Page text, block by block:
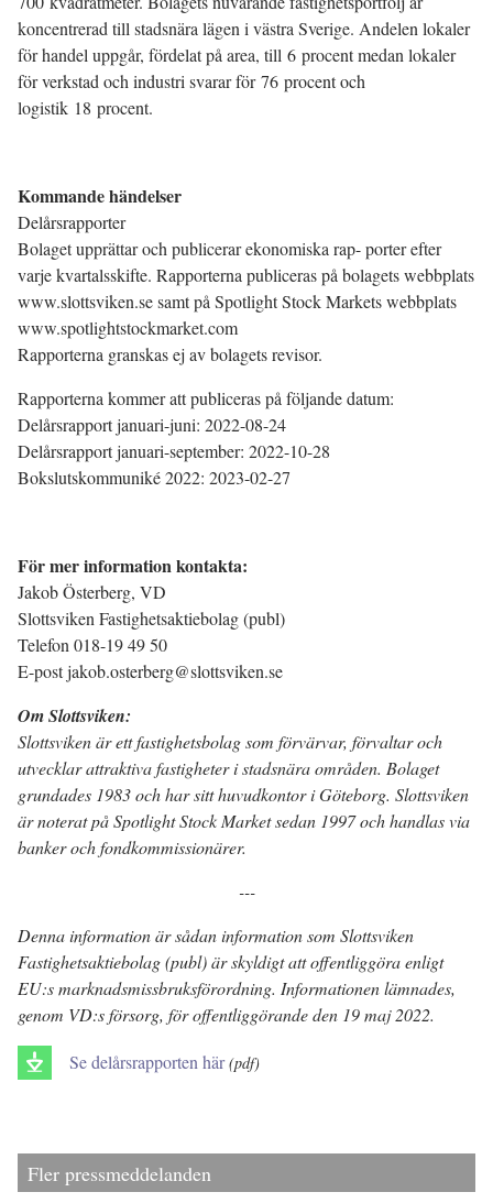
koncentrerad till stadsnära lägen i västra Sverige. Andelen lokaler
för handel uppgår, fördelat på area, till 6 procent medan lokaler
för verkstad och industri svarar för 76 procent och
logistik 18 procent.
Kommande händelser
Delårsrapporter
Bolaget upprättar och publicerar ekonomiska rap- porter efter
varje kvartalsskifte. Rapporterna publiceras på bolagets webbplats
www.slottsviken.se samt på Spotlight Stock Markets webbplats
www.spotlightstockmarket.com
Rapporterna granskas ej av bolagets revisor.
Rapporterna kommer att publiceras på följande datum:
Delårsrapport januari-juni: 2022-08-24
Delårsrapport januari-september: 2022-10-28
Bokslutskommuniké 2022: 2023-02-27
För mer information kontakta:
Jakob Österberg, VD
Slottsviken Fastighetsaktiebolag (publ)
Telefon 018-19 49 50
E-post jakob.osterberg@slottsviken.se
Om Slottsviken:
Slottsviken är ett fastighetsbolag som förvärvar, förvaltar och
utvecklar attraktiva fastigheter i stadsnära områden. Bolaget
grundades 1983 och har sitt huvudkontor i Göteborg. Slottsviken
är noterat på Spotlight Stock Market sedan 1997 och handlas via
banker och fondkommissionärer.
---
Denna information är sådan information som Slottsviken
Fastighetsaktiebolag (publ) är skyldigt att offentliggöra enligt
EU:s marknadsmissbruksförordning. Informationen lämnades,
genom VD:s försorg, för offentliggörande den 19 maj 2022.
Se delårsrapporten här (pdf)
Fler pressmeddelanden